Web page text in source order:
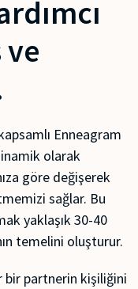
Enneagram
olarak
göre değişerek
sağlar. Bu
yaklaşık 30-40
temelini oluşturur.
bir partnerin kişiliğini